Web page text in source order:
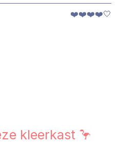
❤️❤️❤️❤️🤍
kleerkast 🦩